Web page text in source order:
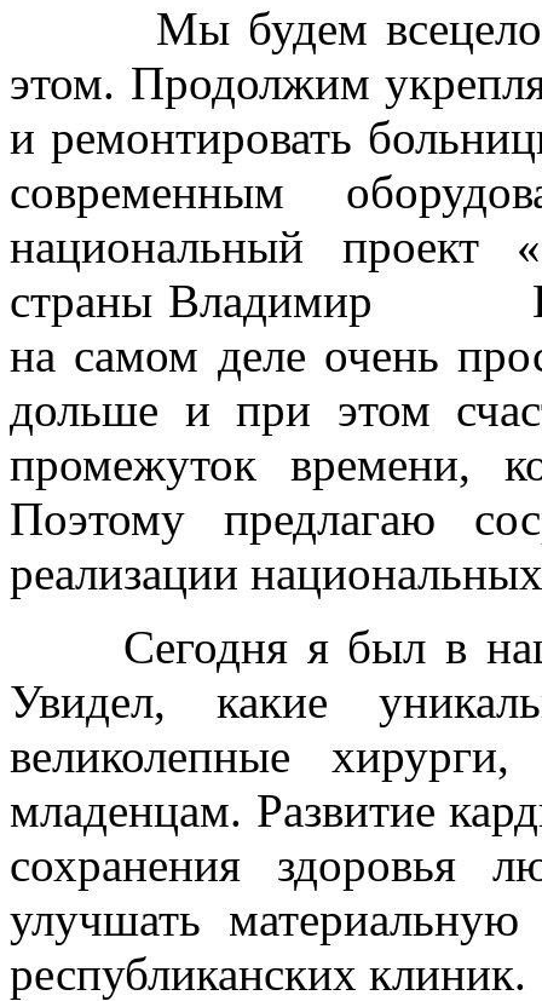
Мы будем всецело
этом. Продолжим
и ремонтировать
современным
национальный проект
страны Владимир
на самом деле очень
дольше и при этом
промежуток времени,
Поэтому предлагаю
реализации
Сегодня я был в
Увидел, какие
великолепные
младенцам. Развитие
сохранения здоровья
улучшать
республиканских клиник.